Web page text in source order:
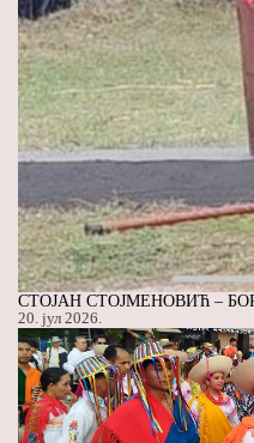
СТОЈАН СТОЈМЕНОВИЋ –
20. јул 2026.